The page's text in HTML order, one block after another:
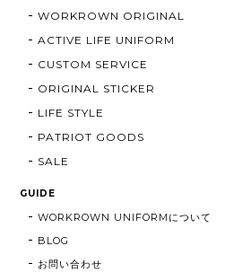
WORKROWN ORIGINAL
ACTIVE LIFE UNIFORM
CUSTOM SERVICE
ORIGINAL STICKER
LIFE STYLE
PATRIOT GOODS
SALE
GUIDE
WORKROWN UNIFORMについて
BLOG
お問い合わせ